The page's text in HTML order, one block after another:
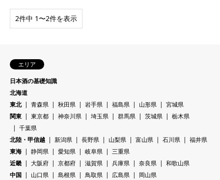
2件中 1〜2件を表示
エリア
日本酒の基礎知識
北海道
東北
青森県 秋田県 岩手県 福島県 山形県
宮城県
関東
東京都 神奈川県 埼玉県 群馬県 茨城県
栃木県
千葉県
北陸・甲信越
新潟県 長野県 山梨県 富山県 石川県
福井県
東海
静岡県 愛知県 岐阜県
三重県
近畿
大阪府 京都府 滋賀県 兵庫県 奈良県
和歌山県
中国
山口県 島根県 鳥取県 広島県
岡山県